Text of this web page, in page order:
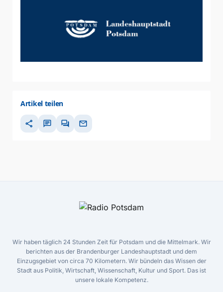
Artikel teilen
share chat forum mail
Wir haben täglich 24 Stunden Zeit für Potsdam und die Mittelmark. Wir
berichten aus der Brandenburger Landeshauptstadt und dem
Einzugsgebiet von circa 70 Kilometern. Wir bündeln das Wissen der
Stadt aus Politik, Wirtschaft, Wissenschaft, Kultur und Sport. Das ist
unsere lokale Kompetenz.